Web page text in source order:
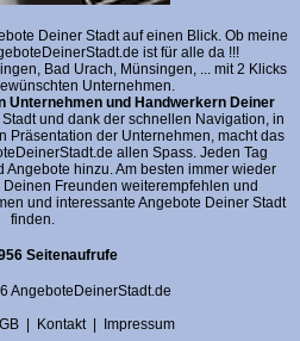
Deiner Stadt auf einen Blick. Ob meine
ist für alle da !!!
Bad Urach, Münsingen, ... mit 2 Klicks
Unternehmen.
Unternehmen und Handwerkern Deiner
und dank der schnellen Navigation, in
Präsentation der Unternehmen, macht das
allen Spass. Jeden Tag
hinzu. Am besten immer wieder
Freunden weiterempfehlen und
und interessante Angebote Deiner Stadt
finden.
Seitenaufrufe
AngeboteDeinerStadt.de
| Kontakt| Impressum